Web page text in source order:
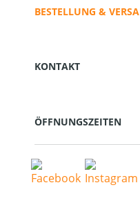
BESTELLUNG &
KONTAKT
ÖFFNUNGSZEITEN